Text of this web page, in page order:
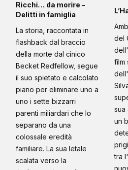
Ricchi… da morire –
Delitti in famiglia
La storia, raccontata in
flashback dal braccio
della morte dal cinico
Becket Redfellow, segue
il suo spietato e calcolato
piano per eliminare uno a
uno i sette bizzarri
parenti miliardari che lo
separano da una
colossale eredità
familiare. La sua letale
scalata verso la
del
film
sua
un
tra